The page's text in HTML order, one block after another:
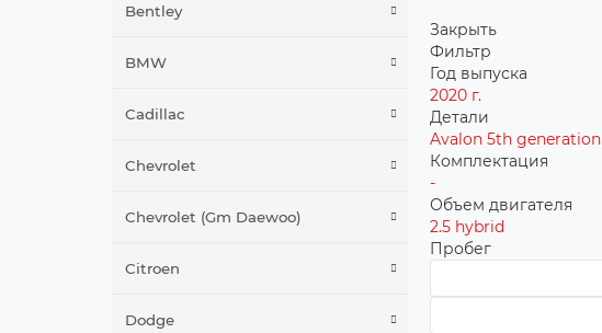
Bentley
BMW
Cadillac
Chevrolet
Chevrolet (Gm Daewoo)
Citroen
Dodge
Закрыть
Фильтр
Год выпуска
2020 г.
Детали
Avalon 5th generation
Комплектация
-
Объем двигателя
2.5 hybrid
Пробег